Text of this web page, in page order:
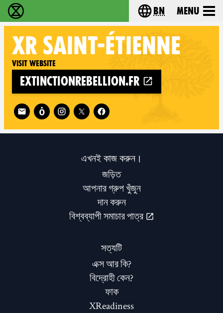
বিলুপ্তি বিদ্রোহ - Home Choose your
bn Menu
XR SAINT-ÉTIENNE
Visit website
extinctionrebellion.fr
Follow XR Saint-Étienne on
এখনই কাজ করুন।
জড়িত
আপনার গ্রুপ খুঁজুন
দান করুন
বিশ্বব্যাপী সমাচার পাত্র
সত্যটি
এক্স আর কি?
বিদ্রোহী কেন?
ফাক
XReadiness